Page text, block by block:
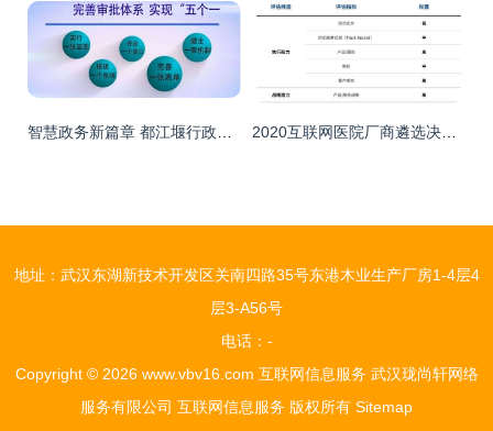
地址：武汉东湖新技术开发区关南四路35号东港木业生产厂房1-4层4
层3-A56号
电话：-
Copyright © 2026 www.vbv16.com 互联网信息服务 武汉珑尚轩网络
服务有限公司 互联网信息服务 版权所有 Sitemap